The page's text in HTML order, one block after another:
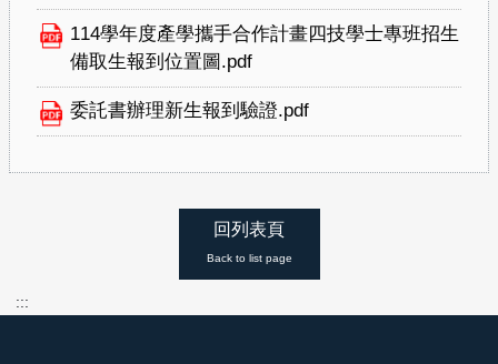
114學年度產學攜手合作計畫四技學士專班招生
備取生報到位置圖.pdf
委託書辦理新生報到驗證.pdf
回列表頁
Back to list page
:::